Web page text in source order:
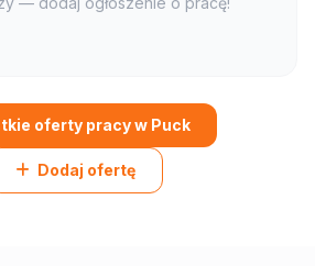
oferty pracy w Puck
Dodaj ofertę